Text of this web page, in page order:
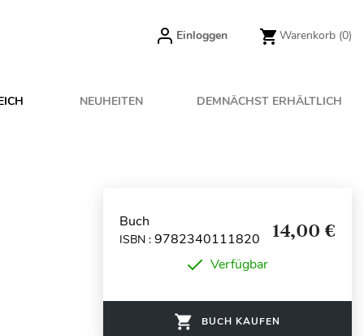
Einloggen Warenkorb (0)
NEUHEITEN DEMNÄCHST ERHÄLTLICH
Buch
ISBN : 9782340111820 14,00 €
Verfügbar
BUCH KAUFEN